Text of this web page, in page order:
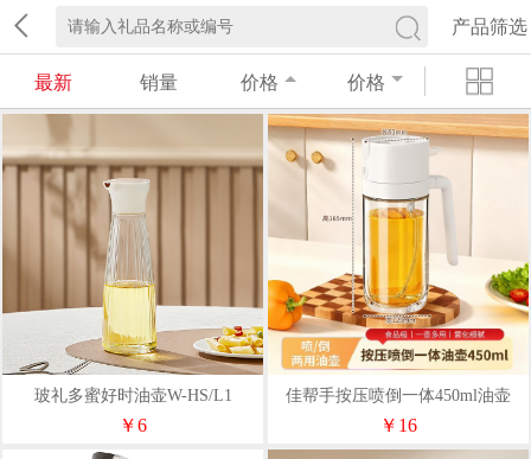
产品筛选
最新 销量 价格 价格
玻礼多蜜好时油壶W-HS/L1
￥6
佳帮手按压喷倒一体450ml油壶
PDYH-JS
￥16